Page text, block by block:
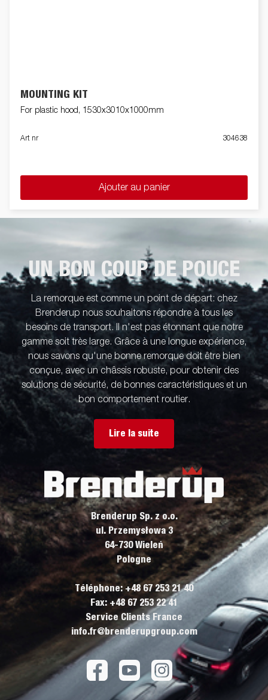
MOUNTING KIT
For plastic hood, 1530x3010x1000mm
Art nr 304638
Ajouter au panier
UN BON COUP DE POUCE
La remorque est comme un point de départ: chez
Brenderup nous souhaitons répondre à tous les
besoins de transport. Il n'est pas étonnant que notre
gamme soit très large. Grâce à une longue expérience,
nous savons qu'une bonne remorque doit être bien
conçue, avec un châssis robuste, pour obtenir des
solutions de sécurité, de bonnes caractéristiques et un
bon comportement routier.
Lire la suite
Brenderup Sp. z o.o.
ul. Przemysłowa 3
64-730 Wieleń
Pologne
Téléphone: +48 67 253 21 40
Fax: +48 67 253 22 41
Service Clients France
info.fr@brenderupgroup.com